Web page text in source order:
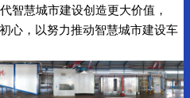
智慧城市建设创造更大价值，
心，以努力推动智慧城市建设车